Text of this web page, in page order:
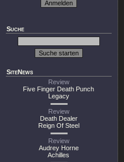
Suche
SiteNews
Review
Five Finger Death Punch
Legacy
Review
Death Dealer
Reign Of Steel
Review
Audrey Horne
Achilles